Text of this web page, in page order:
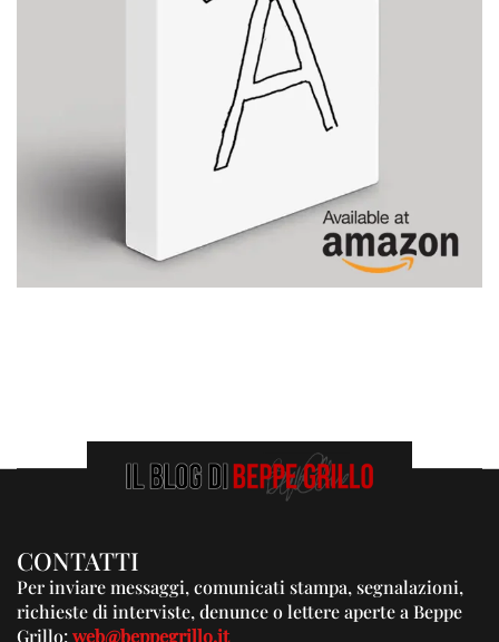
CONTATTI
Per inviare messaggi, comunicati stampa, segnalazioni,
richieste di interviste, denunce o lettere aperte a Beppe
Grillo:web@beppegrillo.it